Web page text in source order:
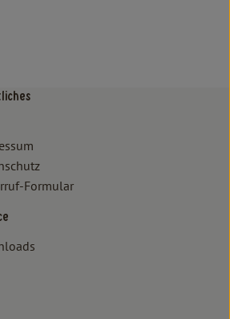
lammertzhof/
channel/
www.flickr.com/photos/
Formular